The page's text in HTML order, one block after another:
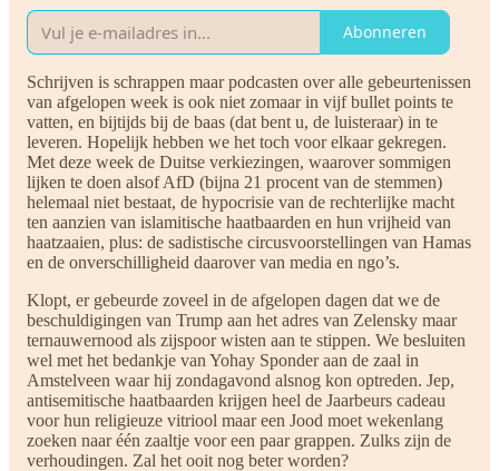
Abonneren
Schrijven is schrappen maar podcasten over alle gebeurtenissen
van afgelopen week is ook niet zomaar in vijf bullet points te
vatten, en bijtijds bij de baas (dat bent u, de luisteraar) in te
leveren. Hopelijk hebben we het toch voor elkaar gekregen.
Met deze week de Duitse verkiezingen, waarover sommigen
lijken te doen alsof AfD (bijna 21 procent van de stemmen)
helemaal niet bestaat, de hypocrisie van de rechterlijke macht
ten aanzien van islamitische haatbaarden en hun vrijheid van
haatzaaien, plus: de sadistische circusvoorstellingen van Hamas
en de onverschilligheid daarover van media en ngo’s.
Klopt, er gebeurde zoveel in de afgelopen dagen dat we de
beschuldigingen van Trump aan het adres van Zelensky maar
ternauwernood als zijspoor wisten aan te stippen. We besluiten
wel met het bedankje van Yohay Sponder aan de zaal in
Amstelveen waar hij zondagavond alsnog kon optreden. Jep,
antisemitische haatbaarden krijgen heel de Jaarbeurs cadeau
voor hun religieuze vitriool maar een Jood moet wekenlang
zoeken naar één zaaltje voor een paar grappen. Zulks zijn de
verhoudingen. Zal het ooit nog beter worden?